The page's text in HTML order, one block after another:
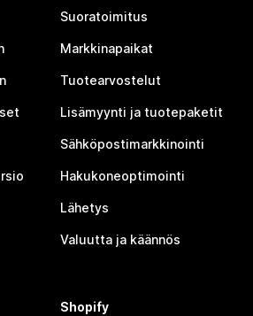
Suoratoimitus
Markkinapaikat
Tuotearvostelut
Lisämyynti ja tuotepaketit
Sähköpostimarkkinointi
Hakukoneoptimointi
Lähetys
Valuutta ja käännös
Shopify